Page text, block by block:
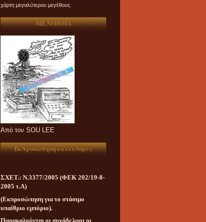
χάρτη μεγαλύτερου μεγέθους
ME NOHMA
Aπό τον SOU LEE
Εκπροσώπηση-εκλέκτορες
ΣΧΕΤ.: Ν.3377/2005 (ΦΕΚ 202/19-8-
2005 τ.Α)
(Εκπροσώπηση για το στάσιμο
υπαίθριο εμπόριο).
Παρακαλούνται οι συνάδελφοι οι